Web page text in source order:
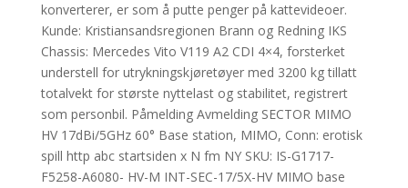
konverterer, er som å putte penger på kattevideoer.
Kunde: Kristiansandsregionen Brann og Redning IKS
Chassis: Mercedes Vito V119 A2 CDI 4×4, forsterket
understell for utrykningskjøretøyer med 3200 kg tillatt
totalvekt for største nyttelast og stabilitet, registrert
som personbil. Påmelding Avmelding SECTOR MIMO
HV 17dBi/5GHz 60° Base station, MIMO, Conn: erotisk
spill http abc startsiden x N fm NY SKU: IS-G1717-
F5258-A6080- HV-M INT-SEC-17/5X-HV MIMO base